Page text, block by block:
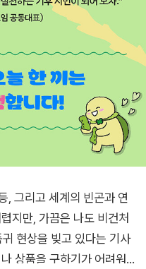
지만, 가끔은 나도 비건처
상품을 구하기가 어려워지